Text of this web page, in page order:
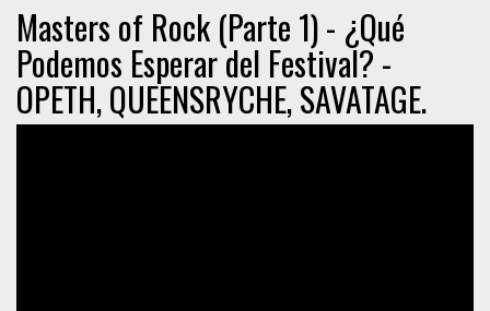
Masters of Rock (Parte 1) - ¿Qué
Podemos Esperar del Festival? -
OPETH, QUEENSRYCHE, SAVATAGE.